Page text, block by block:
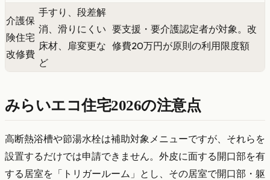
介護保
険住宅
改修費
手すり、段差解
消、滑りにくい
床材、扉変更な
ど
要支援・要介護認定者が対象。改
修費20万円が原則の利用限度額
みらいエコ住宅2026の注意点
高断熱浴槽や節湯水栓は補助対象メニューですが、それらを
設置するだけでは申請できません。外皮に面する開口部を有
する居室を「トリガールーム」とし、その居室で開口部・躯